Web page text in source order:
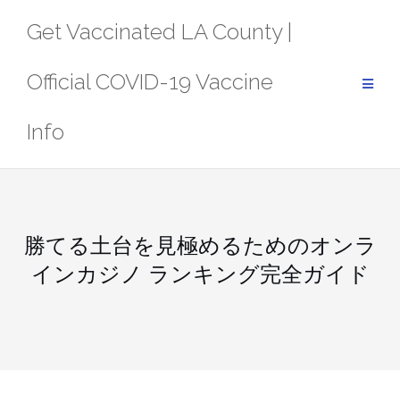
Get Vaccinated LA County |
Official COVID-19 Vaccine
Info
勝てる土台を見極めるためのオンラ
インカジノ ランキング完全ガイド